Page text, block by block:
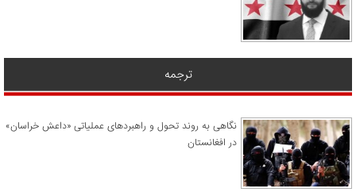
ترجمه
نگاهی به روند تحول و راهبردهای عملیاتی «داعش خراسان»
در افغانستان